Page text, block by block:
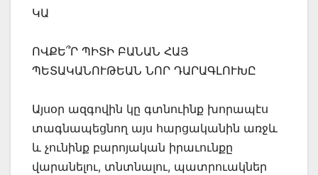
ԿԱ
ՈՎՔԵ՞Ր ՊԻՏԻ ԲԱՆԱՆ ՀԱՅ
ՊԵՏԱԿԱՆՈՒԹԵԱՆ ՆՈՐ ԴԱՐԱԳԼՈՒԽԸ
Այսօր ազգովին կը գտնուինք խորապէս
տագնապեցնող այս հարցականին առջև
և չունինք բարոյական իրաւունքը
վարանելու, տնտնալու, պատրուակներ